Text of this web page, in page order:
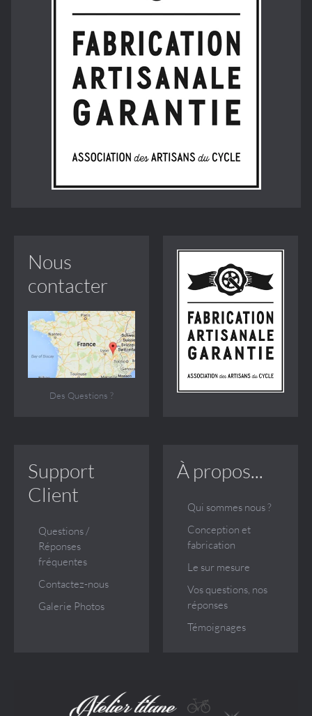
Nous
contacter
Des Questions ?
Support
Client
Questions /
Réponses
fréquentes
Contactez-nous
Galerie Photos
À propos...
Qui sommes nous ?
Conception et
fabrication
Le sur mesure
Vos questions, nos
réponses
Témoignages